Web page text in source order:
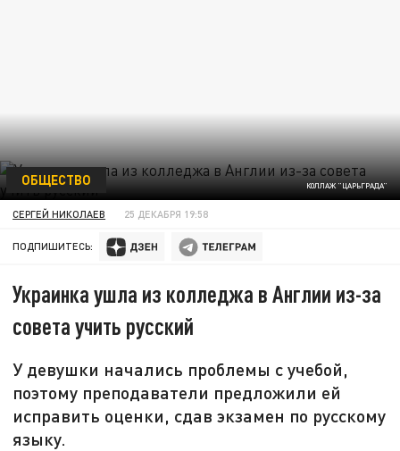
КОЛЛАЖ "ЦАРЬГРАДА"
ОБЩЕСТВО
СЕРГЕЙ НИКОЛАЕВ 25 ДЕКАБРЯ 19:58
ПОДПИШИТЕСЬ:
Украинка ушла из колледжа в Англии из-за
совета учить русский
У девушки начались проблемы с учебой,
поэтому преподаватели предложили ей
исправить оценки, сдав экзамен по русскому
языку.